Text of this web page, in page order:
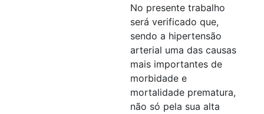
No presente trabalho
será verificado que,
sendo a hipertensão
arterial uma das causas
mais importantes de
morbidade e
mortalidade prematura,
não só pela sua alta